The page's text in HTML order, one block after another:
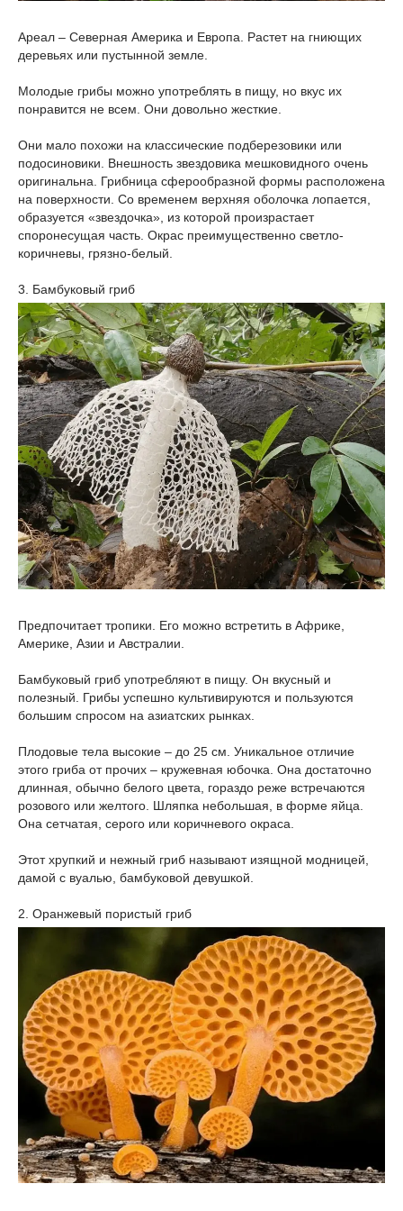
Ареал – Северная Америка и Европа. Растет на гниющих
деревьях или пустынной земле.
Молодые грибы можно употреблять в пищу, но вкус их
понравится не всем. Они довольно жесткие.
Они мало похожи на классические подберезовики или
подосиновики. Внешность звездовика мешковидного очень
оригинальна. Грибница сферообразной формы расположена
на поверхности. Со временем верхняя оболочка лопается,
образуется «звездочка», из которой произрастает
споронесущая часть. Окрас преимущественно светло-
коричневы, грязно-белый.
3. Бамбуковый гриб
Предпочитает тропики. Его можно встретить в Африке,
Америке, Азии и Австралии.
Бамбуковый гриб употребляют в пищу. Он вкусный и
полезный. Грибы успешно культивируются и пользуются
большим спросом на азиатских рынках.
Плодовые тела высокие – до 25 см. Уникальное отличие
этого гриба от прочих – кружевная юбочка. Она достаточно
длинная, обычно белого цвета, гораздо реже встречаются
розового или желтого. Шляпка небольшая, в форме яйца.
Она сетчатая, серого или коричневого окраса.
Этот хрупкий и нежный гриб называют изящной модницей,
дамой с вуалью, бамбуковой девушкой.
2. Оранжевый пористый гриб